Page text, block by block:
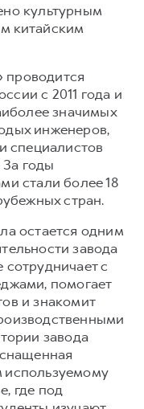
культурным
китайским
с 2011 года и
значимых
инженеров,
специалистов
годы
стали более 18
стран.
остается одним
завода
с
помогает
и знакомит
завода
где под